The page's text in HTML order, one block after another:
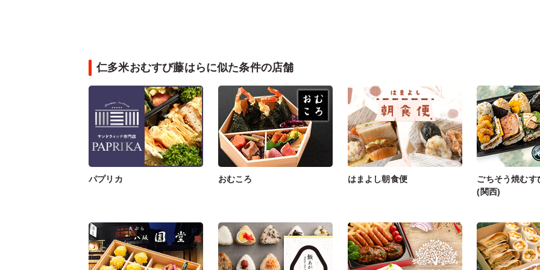
仁多米おむすび藤はらに似た条件の店舗
パプリカ おむころ はまよし朝食便
ごちそう焼むす
(関西)